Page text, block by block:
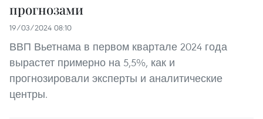
прогнозами
19/03/2024 08:10
ВВП Вьетнама в первом квартале 2024 года
вырастет примерно на 5,5%, как и
прогнозировали эксперты и аналитические
центры.